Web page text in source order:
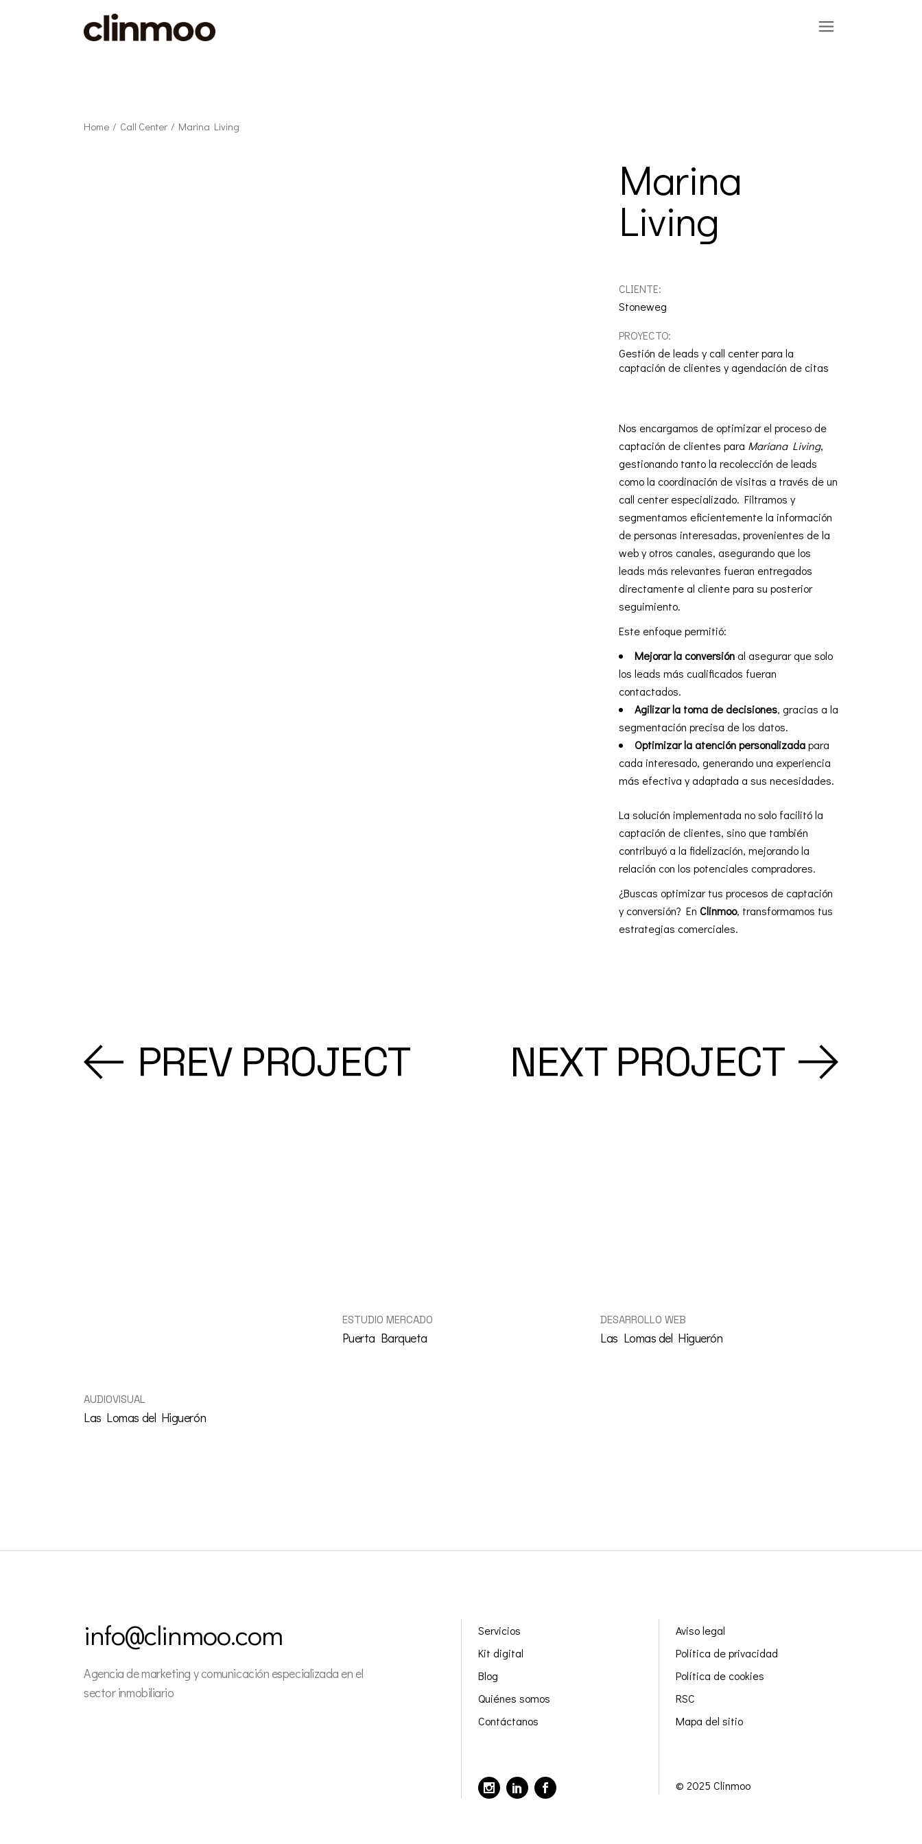
Home Call Center Marina Living
Marina
Living
CLIENTE:
Stoneweg
PROYECTO:
Gestión de leads y call center para la
captación de clientes y agendación de citas
Nos encargamos de optimizar el proceso de
captación de clientes para Mariana Living,
gestionando tanto la recolección de leads
como la coordinación de visitas a través de un
call center especializado. Filtramos y
segmentamos eficientemente la información
de personas interesadas, provenientes de la
web y otros canales, asegurando que los
leads más relevantes fueran entregados
directamente al cliente para su posterior
seguimiento.
Este enfoque permitió:
Mejorar la conversión al asegurar que solo
los leads más cualificados fueran
contactados.
Agilizar la toma de decisiones, gracias a la
segmentación precisa de los datos.
Optimizar la atención personalizadapara
cada interesado, generando una experiencia
más efectiva y adaptada a sus necesidades.
La solución implementada no solo facilitó la
captación de clientes, sino que también
contribuyó a la fidelización, mejorando la
relación con los potenciales compradores.
¿Buscas optimizar tus procesos de captación
y conversión? En Clinmoo, transformamos tus
estrategias comerciales.
PREV PROJECT NEXT PROJECT
AUDIOVISUAL
Las Lomas del Higuerón
ESTUDIO MERCADO
Puerta Barqueta
DESARROLLO WEB
Las Lomas del Higuerón
info@clinmoo.com
Agencia de marketing y comunicación especializada en el
sector inmobiliario
Servicios
Kit digital
Blog
Quiénes somos
Contáctanos
Aviso legal
Política de privacidad
Política de cookies
RSC
Mapa del sitio
© 2025 Clinmoo